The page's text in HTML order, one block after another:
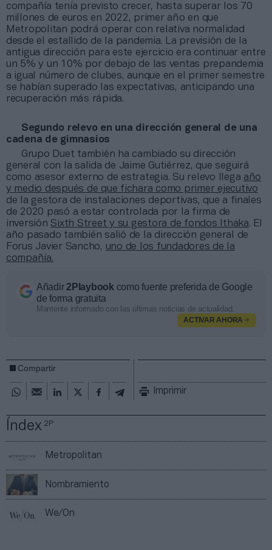
Índex2P
Metropolitan
Nombramiento
We/On
compañía tenía previsto crecer, hasta superar los 70
millones de euros en 2022, primer año en que
Metropolitan podrá operar con relativa normalidad
desde el estallido de la pandemia. La previsión de la
antigua dirección para este ejercicio era continuar entre
un 5% y un 10% por debajo de las ventas prepandemia
a igual número de clubes, aunque en el primer semestre
se habían superado las expectativas, anticipando una
recuperación más rápida.
Segundo relevo en una dirección general de una
cadena de gimnasios
Grupo Duet también ha cambiado su dirección
general con la salida de Jaime Gutiérrez, que seguirá
como asesor externo de estrategia. Su relevo llega año
y medio después de que fichara como primer ejecutivo
de la gestora de instalaciones deportivas, que a finales
de 2020 pasó a estar controlada por la firma de
inversión Sixth Street y su gestora de fondos Ithaka. El
año pasado también salió de la dirección general de
Forus Javier Sancho, uno de los fundadores de la
compañía.
Añadir2Playbook como fuente preferida de Google
de forma gratuita
Mantente informado con las últimas noticias de actualidad.
ACTIVAR AHORA
Compartir
Imprimir